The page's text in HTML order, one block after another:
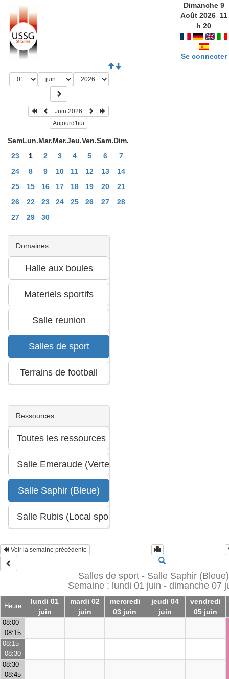
Dimanche 9
Août 2026 11
h20
Se connecter
Juin 2026
Aujourd'hui
SemLun.Mar.Mer.Jeu.Ven.Sam.Dim.
23
1 2 3 4 5 6
7
24
8 9 10 11 12 13
14
25
15 16 17 18 19 20
21
26
22 23 24 25 26 27
28
27
29 30
Domaines :
Ressources :
Voir la semaine précédente
Salles de sport - Salle Saphir (Bleue)
Semaine : lundi 01 juin - dimanche 07
Heure
lundi 01
juin
mardi 02
juin
mercredi
03 juin
jeudi 04
juin
vendredi
05 juin
08:00 -
08:15
08:15 -
08:30
08:30 -
08:45